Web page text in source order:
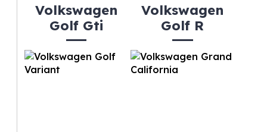
Volkswagen
Golf Gti
Volkswagen
Golf R